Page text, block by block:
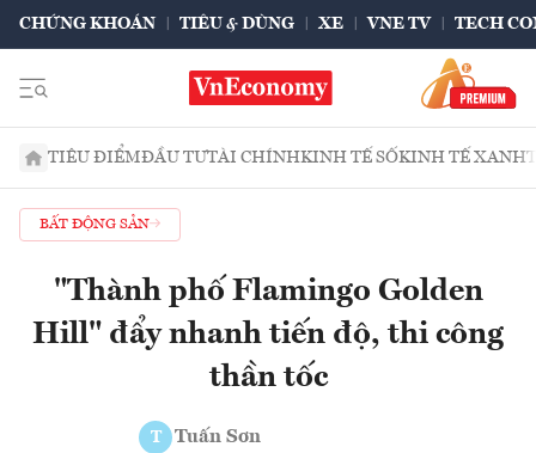
CHỨNG KHOÁN TIÊU & DÙNG XE VNE TV TECH
TIÊU ĐIỂMĐẦU TƯTÀI CHÍNHKINH TẾ SỐKINH TẾ XANH
BẤT ĐỘNG SẢN
"Thành phố Flamingo Golden
Hill" đẩy nhanh tiến độ, thi công
thần tốc
T Tuấn Sơn